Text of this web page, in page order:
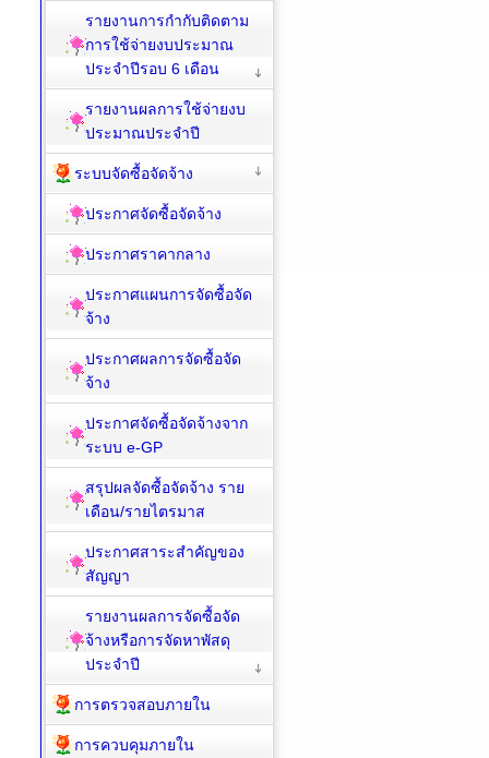
รายงานการกำกับติดตาม
การใช้จ่ายงบประมาณ
ประจำปีรอบ 6 เดือน
รายงานผลการใช้จ่ายงบ
ประมาณประจำปี
ระบบจัดซื้อจัดจ้าง
ประกาศจัดซื้อจัดจ้าง
ประกาศราคากลาง
ประกาศแผนการจัดซื้อจัด
จ้าง
ประกาศผลการจัดซื้อจัด
จ้าง
ประกาศจัดซื้อจัดจ้างจาก
ระบบ e-GP
สรุปผลจัดซื้อจัดจ้าง ราย
เดือน/รายไตรมาส
ประกาศสาระสำคัญของ
สัญญา
รายงานผลการจัดซื้อจัด
จ้างหรือการจัดหาพัสดุ
ประจำปี
การตรวจสอบภายใน
การควบคุมภายใน